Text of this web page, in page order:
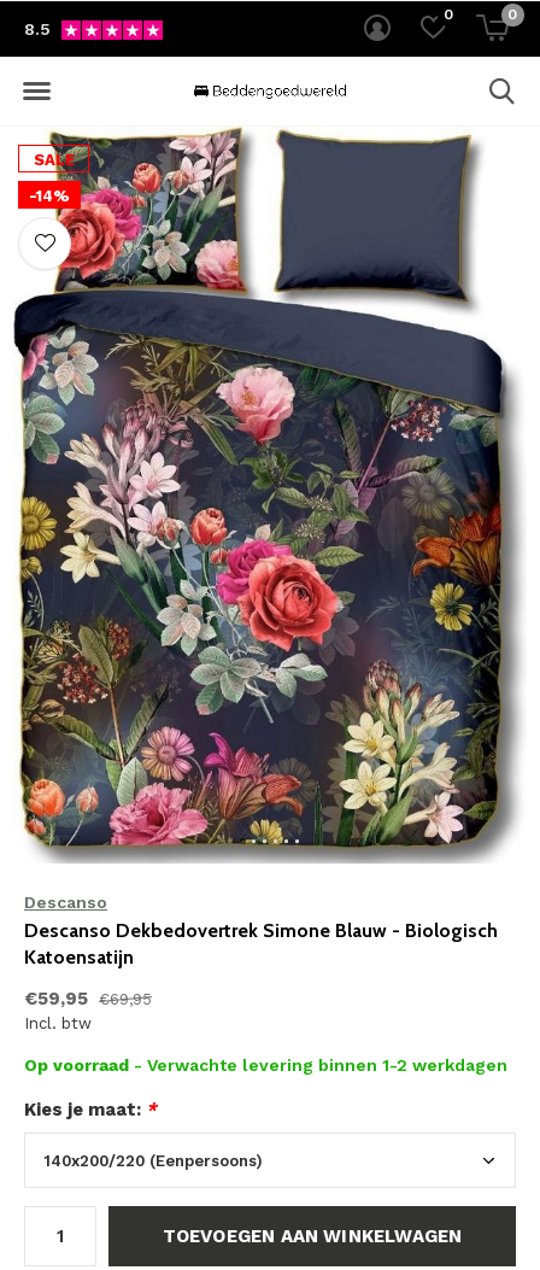
0 0
8.5
SALE
-14%
Descanso
Descanso Dekbedovertrek Simone Blauw - Biologisch
Katoensatijn
€59,95 €69,95
Incl. btw
Op voorraad - Verwachte levering binnen 1-2 werkdagen
Kies je maat: *
TOEVOEGEN AAN WINKELWAGEN